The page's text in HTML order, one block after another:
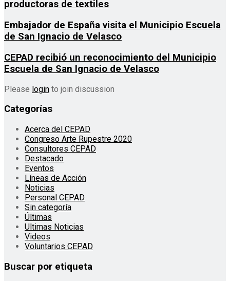
productoras de textiles
Embajador de España visita el Municipio Escuela
de San Ignacio de Velasco
CEPAD recibió un reconocimiento del Municipio
Escuela de San Ignacio de Velasco
Please login to join discussion
Categorías
Acerca del CEPAD
Congreso Arte Rupestre 2020
Consultores CEPAD
Destacado
Eventos
Líneas de Acción
Noticias
Personal CEPAD
Sin categoría
Últimas
Ultimas Noticias
Videos
Voluntarios CEPAD
Buscar por etiqueta